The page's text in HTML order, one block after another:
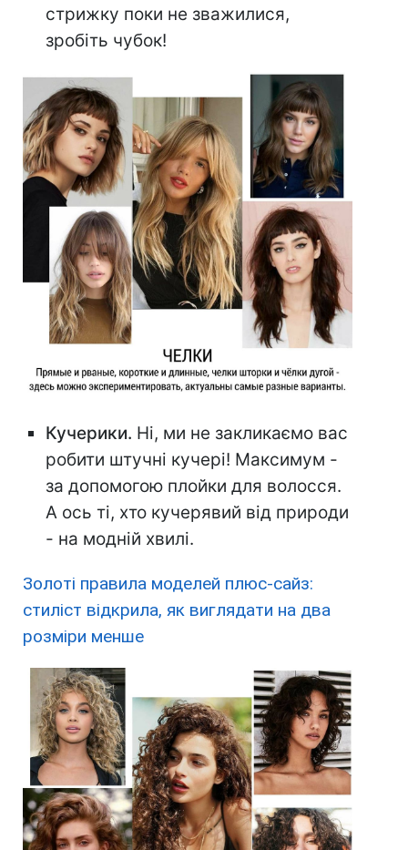
стрижку поки не зважилися,
зробіть чубок!
Кучерики. Ні, ми не закликаємо вас
робити штучні кучері! Максимум -
за допомогою плойки для волосся.
А ось ті, хто кучерявий від природи
- на модній хвилі.
Золоті правила моделей плюс-сайз:
стиліст відкрила, як виглядати на два
розміри менше